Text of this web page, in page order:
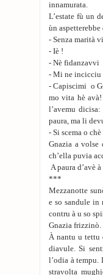
innamurata.
L’estate fù un
ùn
- Senza marità
- Iè !
- Nè fidanzavvi
- Mi ne
- Capiscimi o
mo vita hè
l’avemu
paura, ma li
- Si scema o chè
Gnazia a volse
ch’ella puvia
A paura d’avè
***
Mezzanotte
e so sandule
contru à u so
Gnazia frizzinò.
À nantu u tettu
diavule. Si
l’odia à tempu.
stravolta